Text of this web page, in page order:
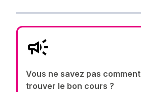
Vous ne savez pas comment
trouver le bon cours ?